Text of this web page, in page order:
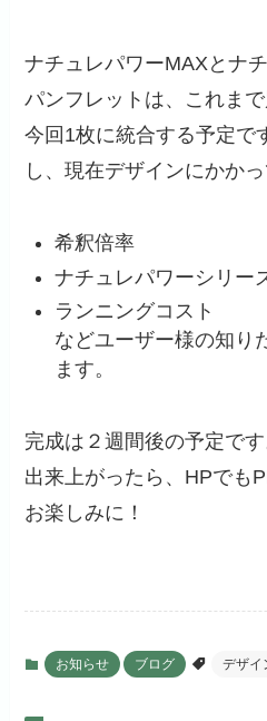
ナチュレパワーMAXとナ
パンフレットは、これま
今回1枚に統合する予定で
し、現在デザインにかかっ
希釈倍率
ナチュレパワーシリー
ランニングコスト
などユーザー様の知り
ます。
完成は２週間後の予定です
出来上がったら、HPでも
お楽しみに！
お知らせ ブログ デザイ